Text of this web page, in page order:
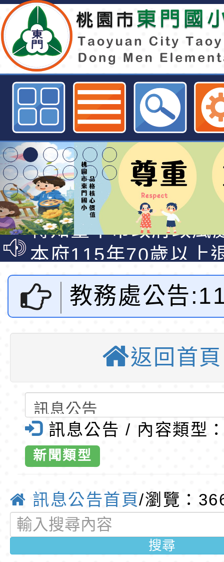
113年11月24日(日)舉辦「第60屆
學團體競賽」-桃園市東門國小全
特殊教育學生及幼兒
明手冊(修訂版)與學
說明影片
轉知臺中市政府政風
光城市手牽手，綠能
走」動畫影片
本府115年70歲以上
員健康講座「吃得安
心」，請退休同仁踴
清華光罩教學專業論
動時代中的好老師：
教師韌性
轉環境部「淨零綠領
程」
轉農業部桃園區農業
「115年食農教育專
訓練課程」，歡迎已
育專業人員資格者報
錄取公告-桃園市桃
民小學115學年度「
理人員」甄選
東門國小115學年度
梯特教代課教師甄選
公告(尚有缺額)
錄取公告-桃園市桃
民小學115學年度「
班教師助理員」甄選
東門國小115學年度
梯特教代理教師甄選
公告(尚有缺額)
特殊教育學生及幼兒
明手冊(修訂版)與學
說明影片
轉知臺中市政府政風
光城市手牽手，綠能
走」動畫影片
本府115年70歲以上
員健康講座「吃得安
心」，請退休同仁踴
清華光罩教學專業論
動時代中的好老師：
轉環境部「淨零綠領
教務處公告
月24日(日)舉
60屆全國奧
學團體競賽」
東門國小全球
返回首頁
訊息公告 / 內容類型
新聞類型
訊息公告首頁/瀏覽：
搜尋